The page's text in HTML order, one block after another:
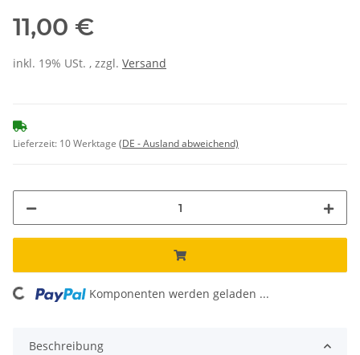
11,00 €
inkl. 19% USt. , zzgl. Versand
Lieferzeit: 10 Werktage (DE - Ausland abweichend)
Loading... Komponenten werden geladen ...
Beschreibung